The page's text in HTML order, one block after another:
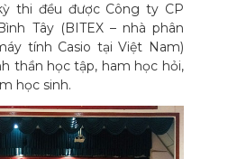
thi đều được Công ty CP
Tây (BITEX – nhà phân
tính Casio tại Việt Nam)
thần học tập, ham học hỏi,
học sinh.